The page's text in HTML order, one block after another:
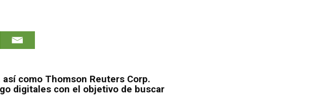
así como Thomson Reuters Corp.
digitales con el objetivo de buscar